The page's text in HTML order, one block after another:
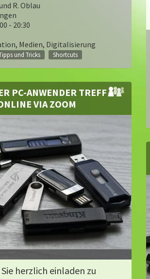
R. Oblau
- 20:30
Medien, Digitalisierung
und Tricks Shortcuts
PC-ANWENDER TREFF
VIA ZOOM
herzlich einladen zu